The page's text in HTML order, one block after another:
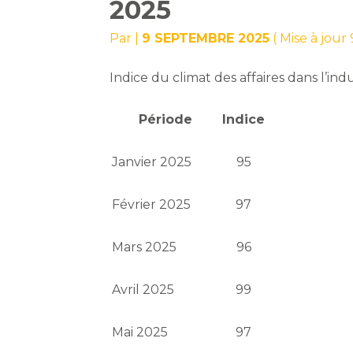
2025
Par 9 SEPTEMBRE 2025 ( Mise à
Indice du climat des affaires dans
Période Indice
Janvier 2025 95
Février 2025 97
Mars 2025 96
Avril 2025 99
Mai 2025 97